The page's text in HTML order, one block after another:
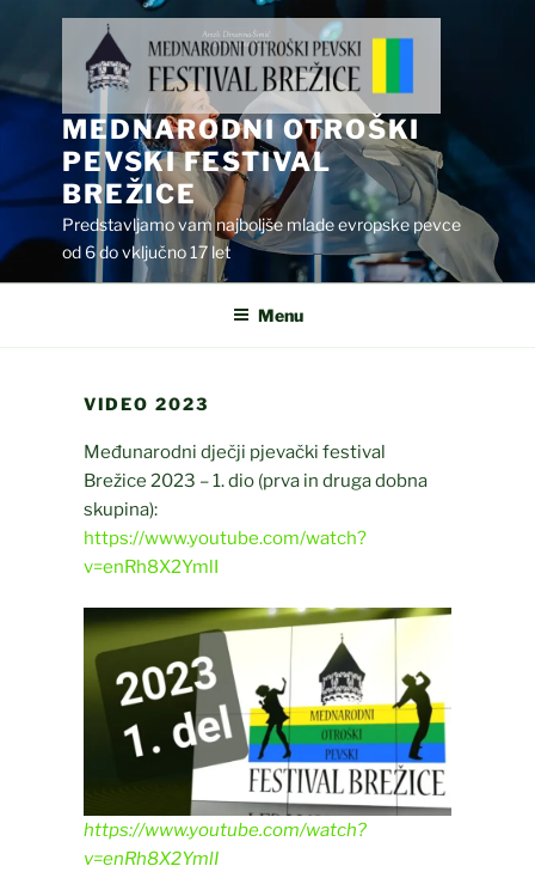
content
MEDNARODNI OTROŠKI
PEVSKI FESTIVAL
BREŽICE
Predstavljamo vam najboljše mlade evropske pevce
od 6 do vključno 17 let
Menu
VIDEO 2023
Međunarodni dječji pjevački festival
Brežice 2023 – 1. dio (prva in druga dobna
skupina):
https://www.youtube.com/watch?
v=enRh8X2YmlI
https://www.youtube.com/watch?
v=enRh8X2YmlI